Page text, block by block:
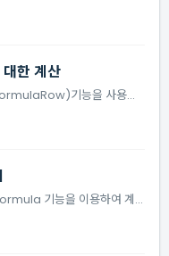
한 계산
소계(makeSubTotal)나 합계행(FormulaRow)기능을 사용할 때, 병합된 셀(Cell)을 하나의 데이터로 계산하는 것이 아니라, 각각의 셀(Cell)들로 구분하여 계산이 됩니다. 만약 병합된 셀을 하나의 데이터로 계산하시려면 아래와 같이 CalcMergeMod...
트리의 Level별로 합계를 구하려면 Formula 기능을 이용하여 계산 로직을 삽입하면 됩니다. 자세한 예제는 아래 링크에서 확인 하세요 [예제 그림] https://jsfiddle.net/wgqfv1rn/